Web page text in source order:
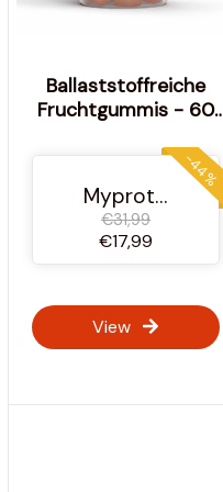
Ballaststoffreiche
Fruchtgummis - 60
- Orange
Myprotein Österreich
€31,99
€17,99
-44%
View